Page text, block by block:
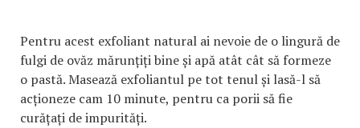
Pentru acest exfoliant natural ai nevoie de o lingură de
fulgi de ovăz mărunțiți bine și apă atât cât să formeze
o pastă. Masează exfoliantul pe tot tenul și lasă-l să
acționeze cam 10 minute, pentru ca porii să fie
curățați de impurități.